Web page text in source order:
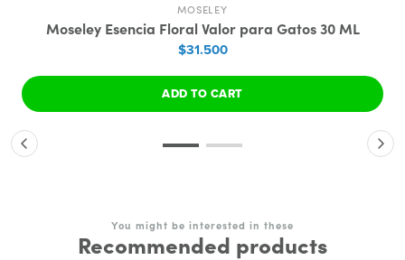
MOSELEY
Moseley Esencia Floral Valor para Gatos 30 ML
$31.500
ADD TO CART
You might be interested in these
Recommended products